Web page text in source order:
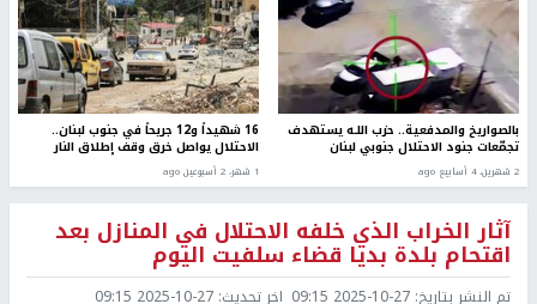
بالصواريخ والمدفعية.. حزب اللـه يستهدف
تجمّعات جنود الاحتلال جنوبي لبنان
2 شهرين، 4 أسابيع ago
16 شهيداً و12 جريحاً في جنوب لبنان..
الاحتلال يواصل خرق وقف إطلاق النار
1 شهر، 2 أسبوعين ago
آثار الخراب الذي خلفه الاحتلال في المنازل بعد
اقتحام بلدة بديا قضاء سلفيت اليوم
تم النشر بتاريخ: 2025-10-27 09:15 اخر تحديث: 2025-10-27 09:15